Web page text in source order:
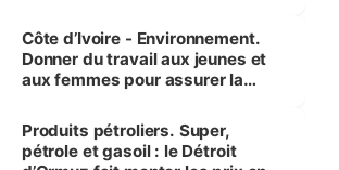
Côte d’Ivoire - Environnement.
Donner du travail aux jeunes et
aux femmes pour assurer la
menacées
Produits pétroliers. Super,
pétrole et gasoil : le Détroit